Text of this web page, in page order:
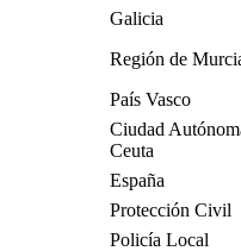
Galicia
Región de
País Vasco
Ciudad
Ceuta
España
Protección Civil
Policía Local